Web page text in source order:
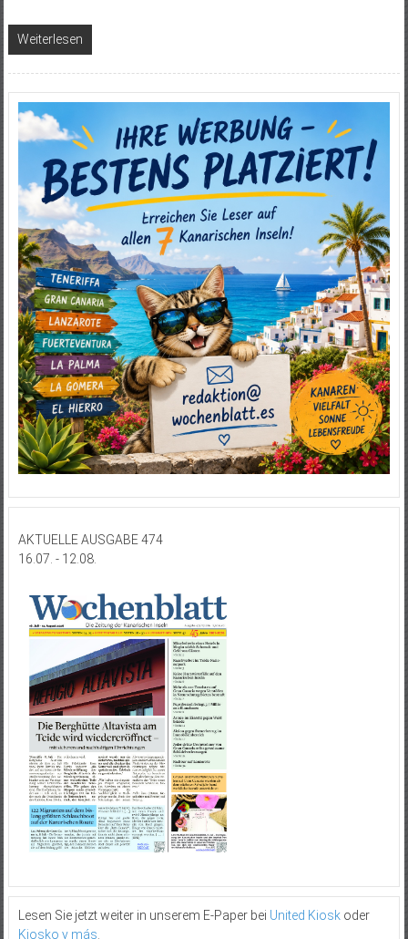
Weiterlesen
AKTUELLE AUSGABE 474
16.07. - 12.08.
Lesen Sie jetzt weiter in unserem E-Paper bei United Kioskoder
Kiosko y más